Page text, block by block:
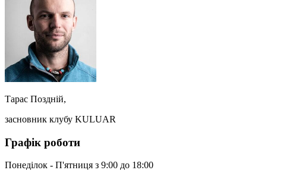
Тарас Поздній,
засновник клубу KULUAR
Графік роботи
Понеділок - П'ятниця з 9:00 до 18:00